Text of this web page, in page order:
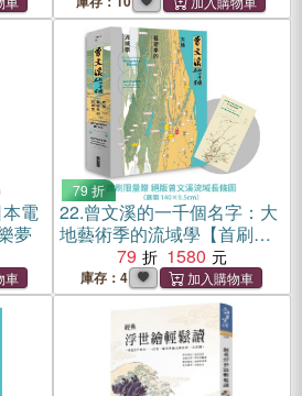
電
夢
79 折
22.曾文溪的一千個名字：大
地藝術季的流域學【首刷限
量加贈：珍稀絕版「曾文溪
流域地圖摺頁」】
79 1580
庫存：4